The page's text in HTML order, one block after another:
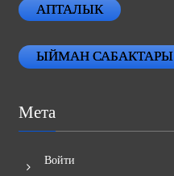
АПТАЛЫК
ЫЙМАН САБАКТАРЫ
Мета
Войти